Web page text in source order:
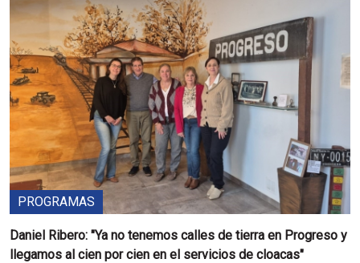
PROGRAMAS
Daniel Ribero: "Ya no tenemos calles de tierra en Progreso y
llegamos al cien por cien en el servicios de cloacas"